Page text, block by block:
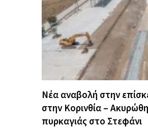
Νέα αναβολή στην
στην Κορινθία –
πυρκαγιάς στο Στεφάνι